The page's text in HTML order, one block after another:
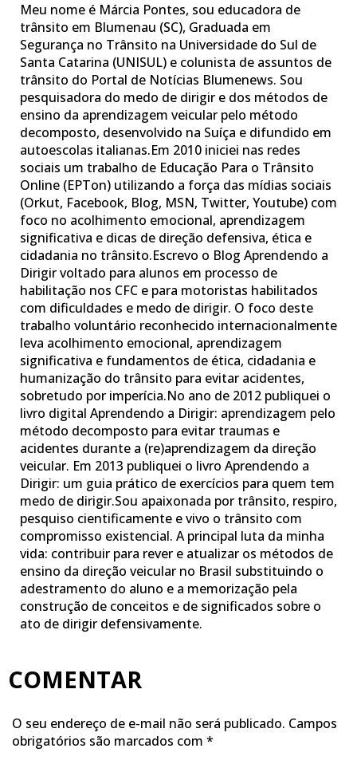
Meu nome é Márcia Pontes, sou educadora de
trânsito em Blumenau (SC), Graduada em
Segurança no Trânsito na Universidade do Sul de
Santa Catarina (UNISUL) e colunista de assuntos de
trânsito do Portal de Notícias Blumenews. Sou
pesquisadora do medo de dirigir e dos métodos de
ensino da aprendizagem veicular pelo método
decomposto, desenvolvido na Suíça e difundido em
autoescolas italianas.Em 2010 iniciei nas redes
sociais um trabalho de Educação Para o Trânsito
Online (EPTon) utilizando a força das mídias sociais
(Orkut, Facebook, Blog, MSN, Twitter, Youtube) com
foco no acolhimento emocional, aprendizagem
significativa e dicas de direção defensiva, ética e
cidadania no trânsito.Escrevo o Blog Aprendendo a
Dirigir voltado para alunos em processo de
habilitação nos CFC e para motoristas habilitados
com dificuldades e medo de dirigir. O foco deste
trabalho voluntário reconhecido internacionalmente
leva acolhimento emocional, aprendizagem
significativa e fundamentos de ética, cidadania e
humanização do trânsito para evitar acidentes,
sobretudo por imperícia.No ano de 2012 publiquei o
livro digital Aprendendo a Dirigir: aprendizagem pelo
método decomposto para evitar traumas e
acidentes durante a (re)aprendizagem da direção
veicular. Em 2013 publiquei o livro Aprendendo a
Dirigir: um guia prático de exercícios para quem tem
medo de dirigir.Sou apaixonada por trânsito, respiro,
pesquiso cientificamente e vivo o trânsito com
compromisso existencial. A principal luta da minha
vida: contribuir para rever e atualizar os métodos de
ensino da direção veicular no Brasil substituindo o
adestramento do aluno e a memorização pela
construção de conceitos e de significados sobre o
ato de dirigir defensivamente.
COMENTAR
O seu endereço de e-mail não será publicado. Campos
obrigatórios são marcados com *